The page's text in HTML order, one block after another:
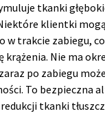
tkanki
klientki
w trakcie zabiegu,
krążenia. Nie ma
po zabiegu
To bezpieczna
tkanki